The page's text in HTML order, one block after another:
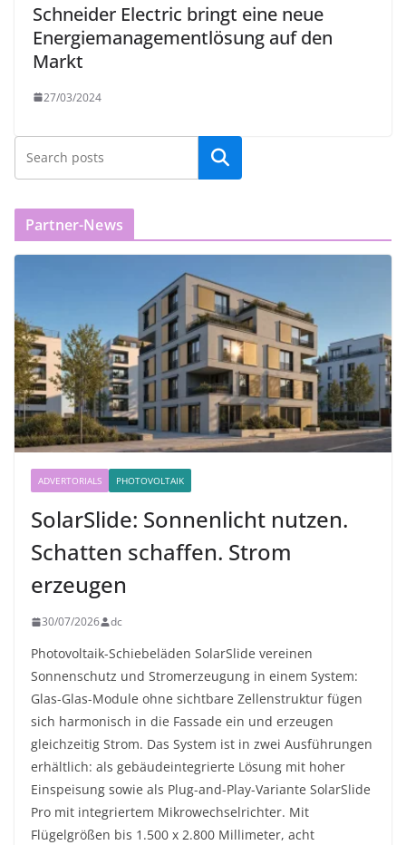
Schneider Electric bringt eine neue
Energiemanagementlösung auf den
Markt
27/03/2024
Partner-News
ADVERTORIALS PHOTOVOLTAIK
SolarSlide: Sonnenlicht nutzen.
Schatten schaffen. Strom
erzeugen
30/07/2026 dc
Photovoltaik-Schiebeläden SolarSlide vereinen
Sonnenschutz und Stromerzeugung in einem System:
Glas-Glas-Module ohne sichtbare Zellenstruktur fügen
sich harmonisch in die Fassade ein und erzeugen
gleichzeitig Strom. Das System ist in zwei Ausführungen
erhältlich: als gebäudeintegrierte Lösung mit hoher
Einspeisung sowie als Plug-and-Play-Variante SolarSlide
Pro mit integriertem Mikrowechselrichter. Mit
Flügelgrößen bis 1.500 x 2.800 Millimeter, acht